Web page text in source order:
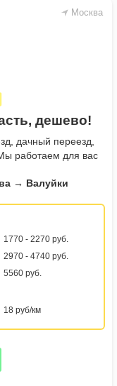
Москва
дешево!
дачный переезд,
работаем для вас
→ Валуйки
1770 - 2270 руб.
2970 - 4740 руб.
5560 руб.
18 руб/км